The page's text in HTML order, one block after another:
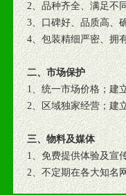
2、品种齐全、满足不
3、口碑好、品质高、
4、包装精细严密、拥
二、市场保护
1、统一市场价格；建
2、区域独家经营；建
三、物料及媒体
1、免费提供体验及宣
2、不定期在各大知名
3、根据地方实际情况